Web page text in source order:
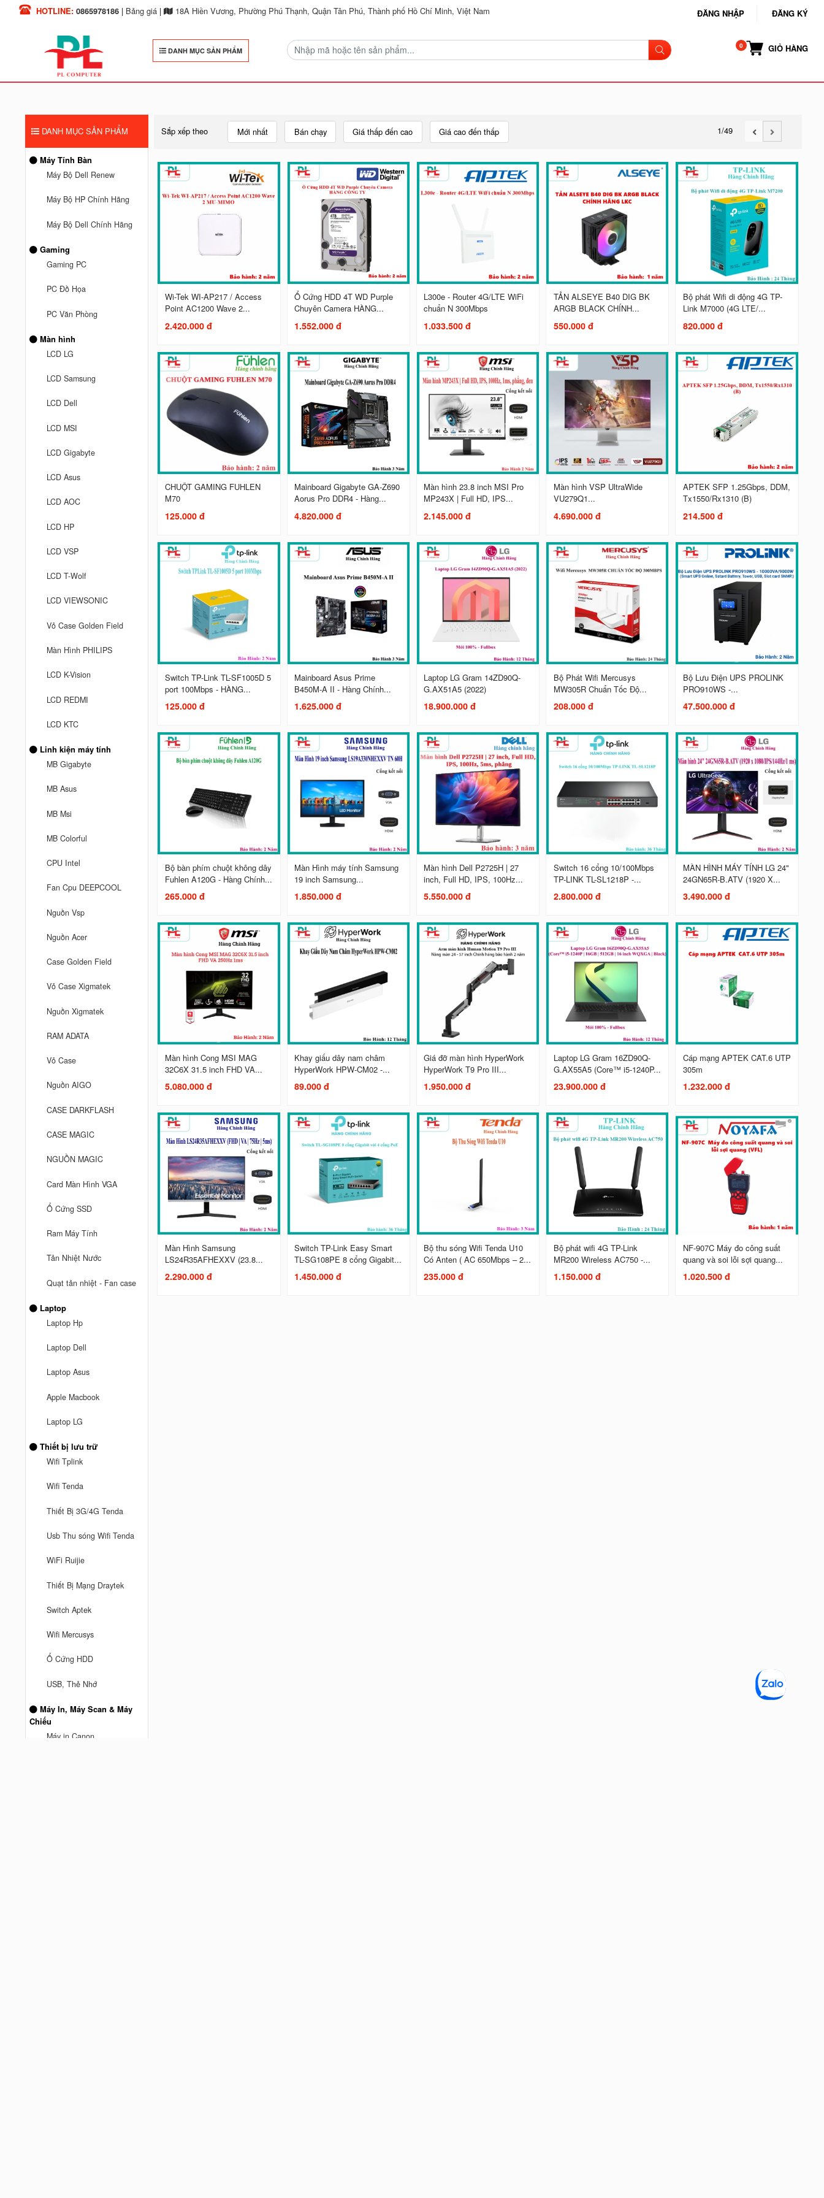
HOTLINE: 0865978186| Bảng giá| 18A Hiền Vương, Phường Phú Thạnh, Quận Tân Phú, Thành phố Hồ Chí Minh, Việt Nam ĐĂNG NHẬP ĐĂNG KÝ
DANH MỤC SẢN PHẨM GIỎ HÀNG
Minh
vừa mua
Mesh Wifi TPLink DECO M5 3
hãng
DANH MỤC SẢN PHẨM
Máy Tính Bàn
Máy Bộ Dell Renew
Máy Bộ HP Chính Hãng
Máy Bộ Dell Chính Hãng
Gaming
Gaming PC
PC Đồ Họa
PC Văn Phòng
Màn hình
LCD LG
LCD Samsung
LCD Dell
LCD MSI
LCD Gigabyte
LCD Asus
LCD AOC
LCD HP
LCD VSP
LCD T-Wolf
LCD VIEWSONIC
Vỏ Case Golden Field
Màn Hình PHILIPS
LCD K-Vision
LCD REDMI
LCD KTC
Linh kiện máy tính
MB Gigabyte
MB Asus
MB Msi
MB Colorful
CPU Intel
Fan Cpu DEEPCOOL
Nguồn Vsp
Nguồn Acer
Case Golden Field
Vỏ Case Xigmatek
Nguồn Xigmatek
RAM ADATA
Vỏ Case
Nguồn AIGO
CASE DARKFLASH
CASE MAGIC
NGUỒN MAGIC
Card Màn Hình VGA
Ổ Cứng SSD
Ram Máy Tính
Tản Nhiệt Nước
Quạt tản nhiệt - Fan case
Laptop
Laptop Hp
Laptop Dell
Laptop Asus
Apple Macbook
Laptop LG
Thiết bị lưu trữ
Wifi Tplink
Wifi Tenda
Thiết Bị 3G/4G Tenda
Usb Thu sóng Wifi Tenda
WiFi Ruijie
Thiết Bị Mạng Draytek
Switch Aptek
Wifi Mercusys
Ổ Cứng HDD
USB, Thẻ Nhớ
Máy In, Máy Scan & Máy
Chiếu
Máy in Canon
Sắp xếp theo Mới nhất Bán chạy Giá thấp đến cao Giá cao đến thấp 1/49
Wi-Tek WI-AP217 / Access
Point AC1200 Wave 2...
2.420.000 đ
Ổ Cứng HDD 4T WD Purple
Chuyên Camera HÀNG...
1.552.000 đ
L300e - Router 4G/LTE WiFi
chuẩn N 300Mbps
1.033.500 đ
TẢN ALSEYE B40 DIG BK
ARGB BLACK CHÍNH...
550.000 đ
Bộ phát Wifi di động 4G TP-
Link M7000 (4G LTE/...
820.000 đ
CHUỘT GAMING FUHLEN
M70
125.000 đ
Mainboard Gigabyte GA-Z690
Aorus Pro DDR4 - Hàng...
4.820.000 đ
Màn hình 23.8 inch MSI Pro
MP243X | Full HD, IPS...
2.145.000 đ
Màn hình VSP UltraWide
VU279Q1...
4.690.000 đ
APTEK SFP 1.25Gbps, DDM,
Tx1550/Rx1310 (B)
214.500 đ
Switch TP-Link TL-SF1005D 5
port 100Mbps - HÀNG...
125.000 đ
Mainboard Asus Prime
B450M-A II - Hàng Chính...
1.625.000 đ
Laptop LG Gram 14ZD90Q-
G.AX51A5 (2022)
18.900.000 đ
Bộ Phát Wifi Mercusys
MW305R Chuẩn Tốc Độ...
208.000 đ
Bộ Lưu Điện UPS PROLINK
PRO910WS -...
47.500.000 đ
Bộ bàn phím chuột không dây
Fuhlen A120G - Hàng Chính...
265.000 đ
Màn Hình máy tính Samsung
19 inch Samsung...
1.850.000 đ
Màn hình Dell P2725H | 27
inch, Full HD, IPS, 100Hz...
5.550.000 đ
Switch 16 cổng 10/100Mbps
TP-LINK TL-SL1218P -...
2.800.000 đ
MÀN HÌNH MÁY TÍNH LG 24"
24GN65R-B.ATV (1920 X...
3.490.000 đ
Màn hình Cong MSI MAG
32C6X 31.5 inch FHD VA...
5.080.000 đ
Khay giấu dây nam châm
HyperWork HPW-CM02 -...
89.000 đ
Giá đỡ màn hình HyperWork
HyperWork T9 Pro III...
1.950.000 đ
Laptop LG Gram 16ZD90Q-
G.AX55A5 (Core™ i5-1240P...
23.900.000 đ
Cáp mạng APTEK CAT.6 UTP
305m
1.232.000 đ
Màn Hình Samsung
LS24R35AFHEXXV (23.8...
2.290.000 đ
Switch TP-Link Easy Smart
TL-SG108PE 8 cổng Gigabit...
1.450.000 đ
Bộ thu sóng Wifi Tenda U10
Có Anten ( AC 650Mbps – 2...
235.000 đ
Bộ phát wifi 4G TP-Link
MR200 Wireless AC750 -...
1.150.000 đ
NF-907C Máy đo công suất
quang và soi lỗi sợi quang...
1.020.500 đ